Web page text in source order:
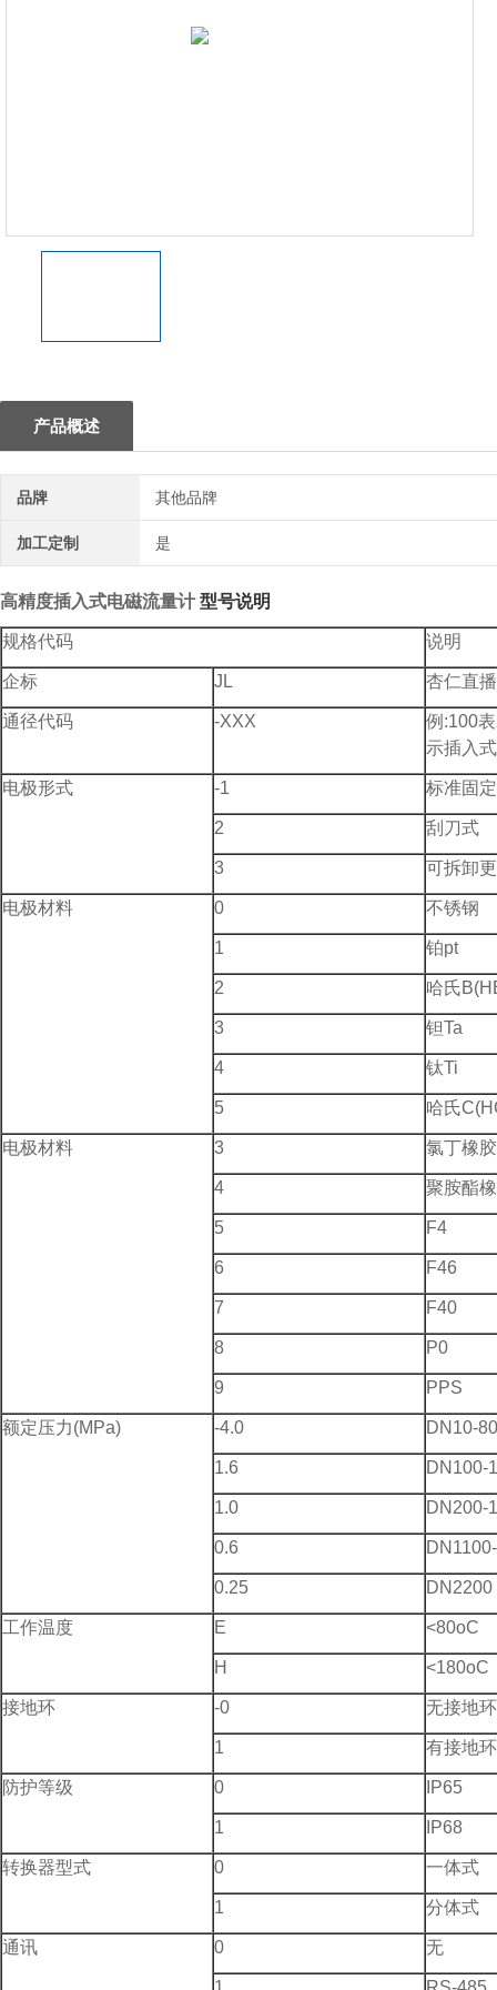
产品概述
品牌 其他品牌
加工定制 是
高精度插入式电磁流量计 型号说明
规格代码 说明
企标 JL 杏仁直
通径代码 -XXX
例:100
示插入
电极形式 -1 标准固
2 刮刀式
3 可拆卸
电极材料 0 不锈钢
1 铂pt
2 哈氏
3 钽Ta
4 钛Ti
5 哈氏
电极材料 3 氯丁橡胶
4 聚胺酯
5 F4
6 F46
7 F40
8 P0
9 PPS
额定压力(MPa) -4.0 DN10-80
1.6 DN100-
1.0 DN200-
0.6
0.25 DN2200
工作温度 E <80oC
H <180oC
接地环 -0 无接地环
1 有接地环
防护等级 0 IP65
1 IP68
转换器型式 0 一体式
1 分体式
通讯 0 无